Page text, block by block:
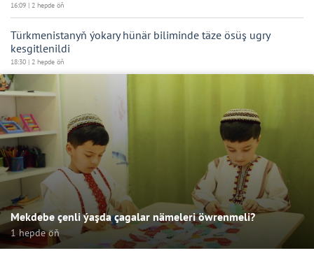
16:09 | 2 hepde öň
Türkmenistanyň ýokary hünär biliminde täze ösüş ugry
kesgitlenildi
18:30 | 2 hepde öň
Mekdebe çenli ýaşda çagalar nämeleri öwrenmeli?
1 hepde öň